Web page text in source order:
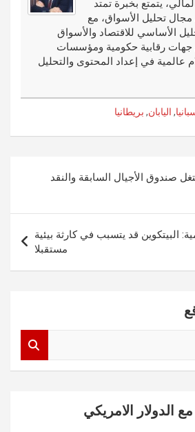
kيتمتع بخبرة تمتد
عامًا في مجال تحليل الأسواق، مع
الأساسي للاقتصاد والأسواق
جهات رقابية حكومية ومؤسسات
عالمية في إعداد المحتوى والتحليل
, اليابان, بريطانيا
صندوق الأجيال السابقة والنقد
البيتكوين قد يتسبب في كارثة بيئية
مستقبلا
الدولار الامريكي